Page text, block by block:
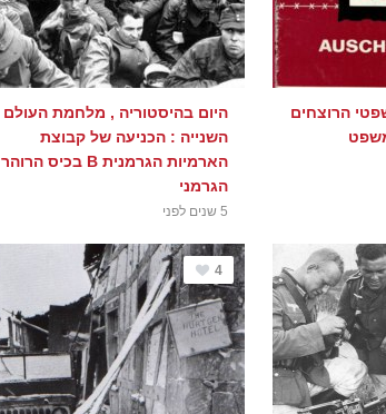
הרוצחים
היום בהיסטוריה , מלחמת העולם
השנייה : הכניעה של קבוצת
הארמיות הגרמנית B בכיס הרוהר
הגרמני
5 שנים לפני
4